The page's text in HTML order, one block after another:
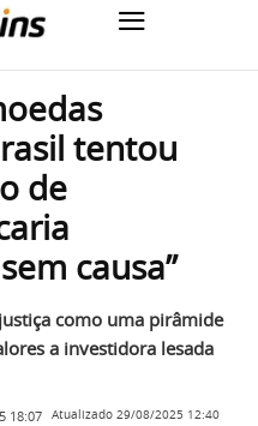
tentou
de
causa”
como uma pirâmide
a investidora lesada
18:07 Atualizado 29/08/2025 12:40